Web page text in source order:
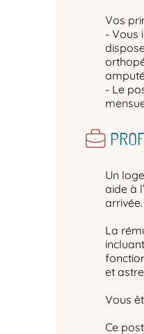
Vos
- Vous
- Le
Un
aide à
arrivée.
La
et
Vous
Ce